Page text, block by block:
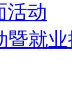
活动
暨就